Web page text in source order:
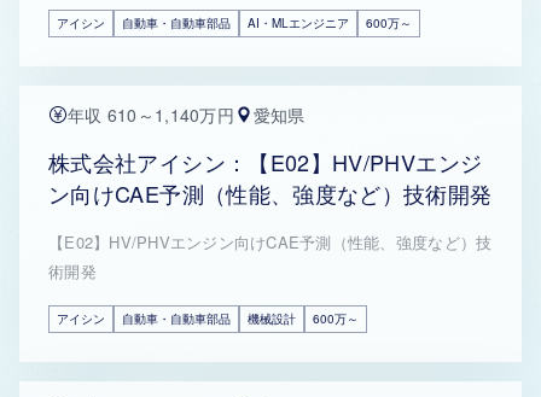
アイシン 自動車・自動車部品 AI・MLエンジニア 600万～
年収 610～1,140万円 愛知県
株式会社アイシン：【E02】HV/PHVエンジ
ン向けCAE予測（性能、強度など）技術開発
【E02】HV/PHVエンジン向けCAE予測（性能、強度など）技
術開発
アイシン 自動車・自動車部品 機械設計 600万～